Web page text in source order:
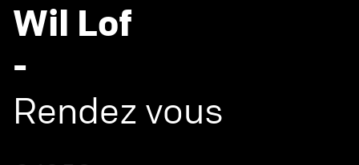
Wil Lof
-
Rendez vous